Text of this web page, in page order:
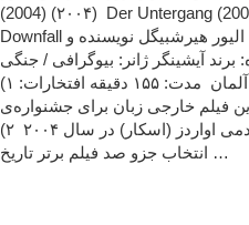
(۲۰۰۴) (2004) Der Untergang (2004)
Downfall کارگردان: الیور هیرشبیگل نویسنده و
برند آیشینگر ژانر: بیوگرافی / جنگی
محصول: آلمان مدت: ۱۵۵ دقیقه افتخارات: ۱)
فیلم خارجی زبان برای جشنواره‌ی
فیلم آکادمی اواردز (اسکار) در سال ۲۰۰۴ ۲)
انتخاب جزو صد فیلم برتر تاریخ …